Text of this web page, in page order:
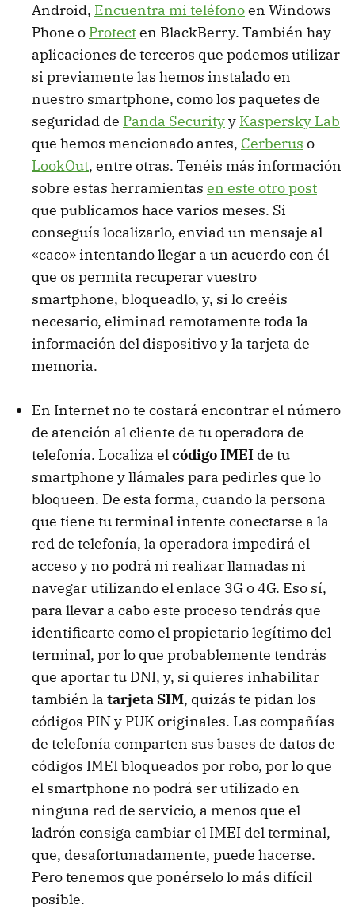
Android, Encuentra mi teléfonoen Windows
Phone o Protecten BlackBerry. También hay
aplicaciones de terceros que podemos utilizar
si previamente las hemos instalado en
nuestro smartphone, como los paquetes de
seguridad de Panda Securityy Kaspersky Lab
que hemos mencionado antes, Cerberus o
LookOut, entre otras. Tenéis más información
sobre estas herramientas en este otro post
que publicamos hace varios meses. Si
conseguís localizarlo, enviad un mensaje al
«caco» intentando llegar a un acuerdo con él
que os permita recuperar vuestro
smartphone, bloqueadlo, y, si lo creéis
necesario, eliminad remotamente toda la
información del dispositivo y la tarjeta de
memoria.
En Internet no te costará encontrar el número
de atención al cliente de tu operadora de
telefonía. Localiza elcódigo IMEI de tu
smartphone y llámales para pedirles que lo
bloqueen. De esta forma, cuando la persona
que tiene tu terminal intente conectarse a la
red de telefonía, la operadora impedirá el
acceso y no podrá ni realizar llamadas ni
navegar utilizando el enlace 3G o 4G. Eso sí,
para llevar a cabo este proceso tendrás que
identificarte como el propietario legítimo del
terminal, por lo que probablemente tendrás
que aportar tu DNI, y, si quieres inhabilitar
también la tarjeta SIM, quizás te pidan los
códigos PIN y PUK originales. Las compañías
de telefonía comparten sus bases de datos de
códigos IMEI bloqueados por robo, por lo que
el smartphone no podrá ser utilizado en
ninguna red de servicio, a menos que el
ladrón consiga cambiar el IMEI del terminal,
que, desafortunadamente, puede hacerse.
Pero tenemos que ponérselo lo más difícil
posible.